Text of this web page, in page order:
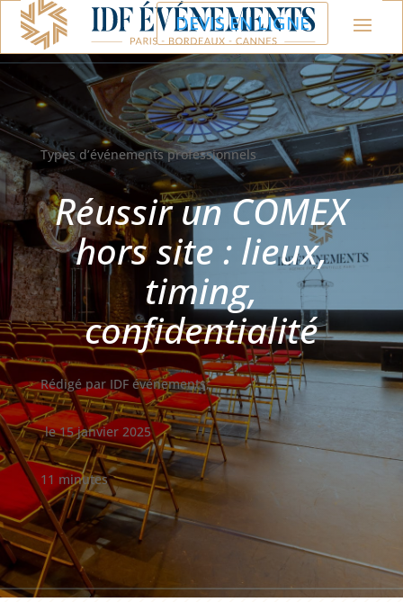
DEVIS EN LIGNE
Types d’événements professionnels
Réussir un COMEX
hors site : lieux,
timing,
confidentialité
Rédigé par IDF événements,
le 15 janvier 2025
11 minutes